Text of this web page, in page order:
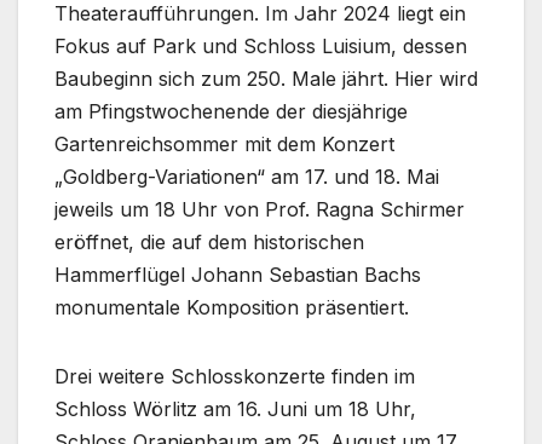
Theateraufführungen. Im Jahr 2024 liegt ein
Fokus auf Park und Schloss Luisium, dessen
Baubeginn sich zum 250. Male jährt. Hier wird
am Pfingstwochenende der diesjährige
Gartenreichsommer mit dem Konzert
„Goldberg-Variationen“ am 17. und 18. Mai
jeweils um 18 Uhr von Prof. Ragna Schirmer
eröffnet, die auf dem historischen
Hammerflügel Johann Sebastian Bachs
monumentale Komposition präsentiert.
Drei weitere Schlosskonzerte finden im
Schloss Wörlitz am 16. Juni um 18 Uhr,